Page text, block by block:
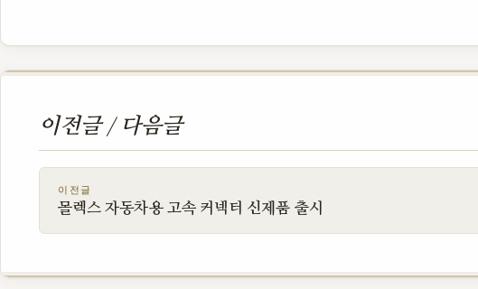
이전글 / 다음글
이전글
몰렉스 자동차용 고속 커넥터 신제품 출시